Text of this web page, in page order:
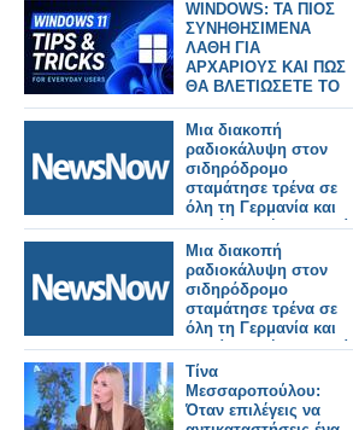
WINDOWS: ΤΑ ΠΙΟΣ
ΣΥΝΗΘΗΣΙΜΕΝΑ
ΛΑΘΗ ΓΙΑ
ΑΡΧΑΡΙΟΥΣ ΚΑΙ ΠΩΣ
ΘΑ ΒΛΕΤΙΩΣΕΤΕ ΤΟ
ΣΥΣΤΗΜΑ ΣΑΣ
Μια διακοπή
ραδιοκάλυψη στον
σιδηρόδρομο
σταμάτησε τρένα σε
όλη τη Γερμανία και
κανείς δεν ήξερε γιατί.
Μια διακοπή
ραδιοκάλυψη στον
σιδηρόδρομο
σταμάτησε τρένα σε
όλη τη Γερμανία και
κανείς δεν ήξερε γιατί.
Τίνα
Μεσσαροπούλου:
Όταν επιλέγεις να